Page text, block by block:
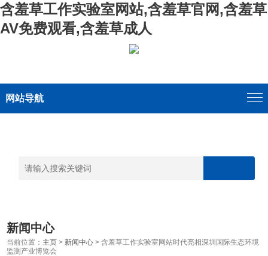
含羞草工作实验室网站,含羞草官网,含羞草
AV免费观看,含羞草成人
网站导航
新闻中心
当前位置： 主页 > 新闻中心 > 含羞草工作实验室网站时代亮相深圳国际生态环境
监测产业博览会